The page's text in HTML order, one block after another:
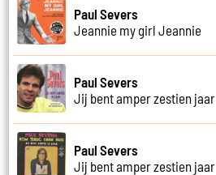
Paul Severs
Jeannie my girl Jeannie
Paul Severs
Jij bent amper zestien jaar
Paul Severs
Jij bent amper zestien jaar